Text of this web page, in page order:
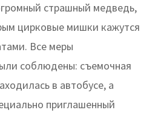
страшный медведь,
цирковые мишки кажутся
Все меры
соблюдены: съемочная
в автобусе, а
приглашенный